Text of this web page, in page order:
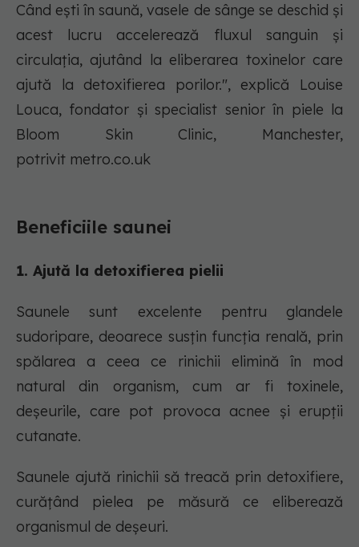
Când ești în saună, vasele de sânge se deschid și
acest lucru accelerează fluxul sanguin și
circulația, ajutând la eliberarea toxinelor care
ajută la detoxifierea porilor.", explică Louise
Louca, fondator și specialist senior în piele la
Bloom Skin Clinic, Manchester,
potrivit metro.co.uk
Beneficiile saunei
1. Ajută la detoxifierea pielii
Saunele sunt excelente pentru glandele
sudoripare, deoarece susțin funcția renală, prin
spălarea a ceea ce rinichii elimină în mod
natural din organism, cum ar fi toxinele,
deșeurile, care pot provoca acnee și erupții
cutanate.
Saunele ajută rinichii să treacă prin detoxifiere,
curățând pielea pe măsură ce eliberează
organismul de deșeuri.